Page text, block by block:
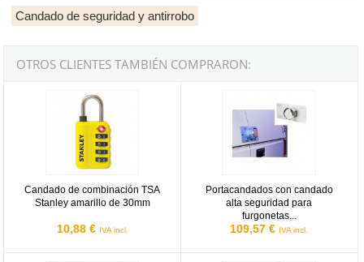
Candado de seguridad y antirrobo
OTROS CLIENTES TAMBIÉN COMPRARON:
Candado de combinación TSA
Stanley amarillo de 30mm
10,88 € IVA incl.
Portacandados con candado
alta seguridad para
furgonetas...
109,57 € IVA incl.